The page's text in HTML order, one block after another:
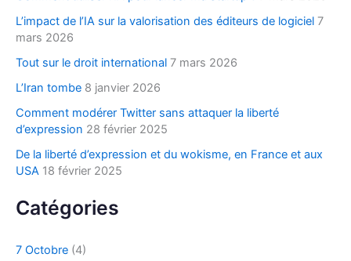
r
:
L’impact de l’IA sur la valorisation des éditeurs de logiciel 7
mars 2026
Tout sur le droit international 7 mars 2026
L’Iran tombe 8 janvier 2026
Comment modérer Twitter sans attaquer la liberté
d’expression 28 février 2025
De la liberté d’expression et du wokisme, en France et aux
USA 18 février 2025
Catégories
7 Octobre (4)